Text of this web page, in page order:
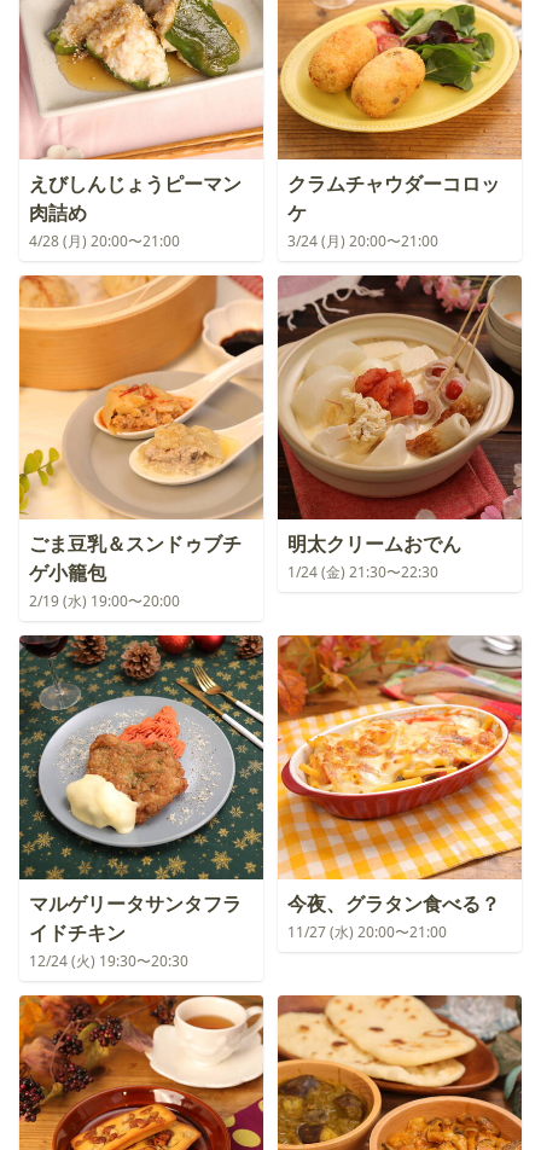
えびしんじょうピーマン
肉詰め
4/28 (月) 20:00〜21:00
クラムチャウダーコロッ
ケ
3/24 (月) 20:00〜21:00
ごま豆乳＆スンドゥブチ
ゲ小籠包
2/19 (水) 19:00〜20:00
明太クリームおでん
1/24 (金) 21:30〜22:30
マルゲリータサンタフラ
イドチキン
12/24 (火) 19:30〜20:30
今夜、グラタン食べる？
11/27 (水) 20:00〜21:00